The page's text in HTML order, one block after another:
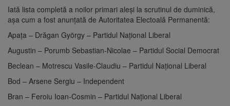
Iată lista completă a noilor primari aleși la scrutinul de duminică,
așa cum a fost anunțată de Autoritatea Electoală Permanentă:
Apaţa – Drăgan György – Partidul Național Liberal
Augustin – Porumb Sebastian-Nicolae – Partidul Social Democrat
Beclean – Motrescu Vasile-Claudiu – Partidul Național Liberal
Bod – Arsene Sergiu – Independent
Bran – Feroiu Ioan-Cosmin – Partidul Național Liberal